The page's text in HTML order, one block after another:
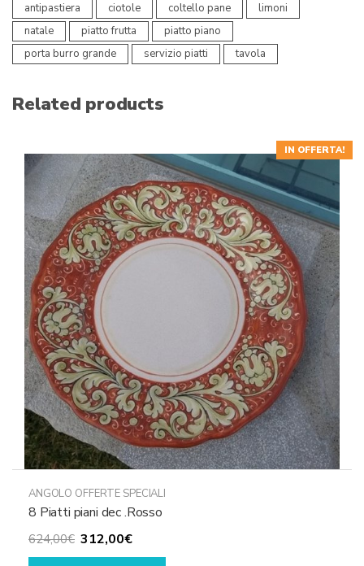
antipastiera ciotole coltello pane
limoni
natale
piatto frutta
piatto piano
porta burro grande
servizio piatti tavola
Related products
IN OFFERTA!
ANGOLO OFFERTE SPECIALI
8 Piatti piani dec .Rosso
624,00€ Il
prezzo
312,00€Il
prezzo